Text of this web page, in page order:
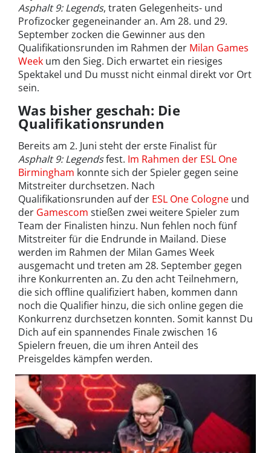
Asphalt 9: Legends, traten Gelegenheits- und
Profizocker gegeneinander an. Am 28. und 29.
September zocken die Gewinner aus den
Qualifikationsrunden im Rahmen der Milan Games
Week um den Sieg. Dich erwartet ein riesiges
Spektakel und Du musst nicht einmal direkt vor Ort
sein.
Was bisher geschah: Die
Qualifikationsrunden
Bereits am 2. Juni steht der erste Finalist für
Asphalt 9: Legendsfest. Im Rahmen der ESL One
Birmingham konnte sich der Spieler gegen seine
Mitstreiter durchsetzen. Nach
Qualifikationsrunden auf der ESL One Cologne und
der Gamescom stießen zwei weitere Spieler zum
Team der Finalisten hinzu. Nun fehlen noch fünf
Mitstreiter für die Endrunde in Mailand. Diese
werden im Rahmen der Milan Games Week
ausgemacht und treten am 28. September gegen
ihre Konkurrenten an. Zu den acht Teilnehmern,
die sich offline qualifiziert haben, kommen dann
noch die Qualifier hinzu, die sich online gegen die
Konkurrenz durchsetzen konnten. Somit kannst Du
Dich auf ein spannendes Finale zwischen 16
Spielern freuen, die um ihren Anteil des
Preisgeldes kämpfen werden.